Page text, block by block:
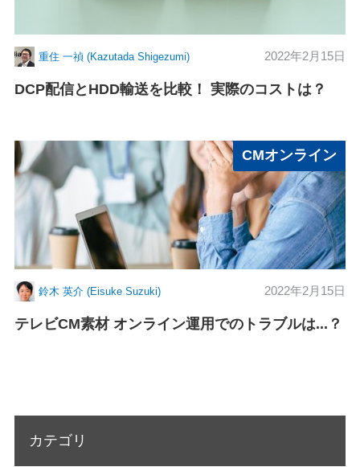
重住 一禎 (Kazutada Shigezumi) 2022年2月15日
DCP配信とHDD輸送を比較！ 実際のコストは？
CMオンライン
鈴木 英介 (Eisuke Suzuki) 2022年2月15日
テレビCM素材 オンライン運用でのトラブルは...？
カテゴリ